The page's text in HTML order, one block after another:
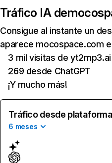
Tráfico IA de
Consigue al instante un
aparece mocospace.com
3 mil visitas de yt2mp3.ai
269 desde ChatGPT
¡Y mucho más!
Tráfico desde
6 meses